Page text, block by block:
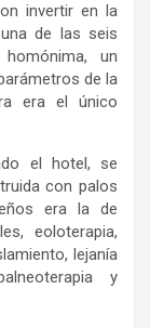
invertir en la
de las seis
un
de la
era el único
el hotel, se
con palos
era la de
eoloterapia,
lejanía
y